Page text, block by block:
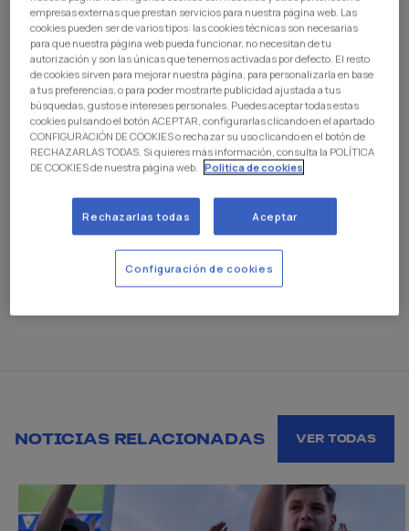
Balompié en el Estadio Carlos Belmonte,
correspondiente a la vigésima jornada de LALIGA
HYPERMOTION.
En total, el club dispondrá de 460 entradas remitidas por
el club manchego, que podrán adquirirse por socios
abonados al precio de 20€ cada una, mismo que se
establecerá en el partido de la segunda vuelta entre
ambos conjuntos en el Estadio Ontime Butarque. Las
10:00 a 20:00 horas en la Oficina de Atención al Socio.
DNI y abono físico. Las entradas serán nominales, por lo
que deberán incluir los mismos datos que el abono.
NOTICIAS RELACIONADAS VER TODAS
empresas externas que prestan servicios para nuestra página web. Las
cookies pueden ser de varios tipos: las cookies técnicas son necesarias
para que nuestra página web pueda funcionar, no necesitan de tu
autorización y son las únicas que tenemos activadas por defecto. El resto
de cookies sirven para mejorar nuestra página, para personalizarla en base
a tus preferencias, o para poder mostrarte publicidad ajustada a tus
búsquedas, gustos e intereses personales. Puedes aceptar todas estas
cookies pulsando el botón ACEPTAR, configurarlas clicando en el apartado
CONFIGURACIÓN DE COOKIES o rechazar su uso clicando en el botón de
RECHAZARLAS TODAS. Si quieres más información, consulta la POLÍTICA
DE COOKIES de nuestra página web. Politica de cookies
Rechazarlas todas Aceptar
Configuración de cookies